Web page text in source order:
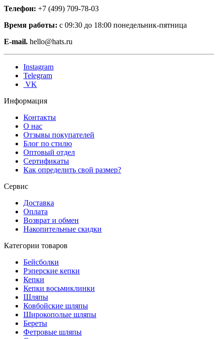
Телефон: +7 (499) 709-78-03
Время работы: с 09:30 до 18:00 понедельник-пятница
E-mail. hello@hats.ru
Instagram
Telegram
VK
Информация
Контакты
О нас
Отзывы покупателей
Блог по стилю
Оптовый отдел
Сертификаты
Как определить свой размер?
Сервис
Доставка
Оплата
Возврат и обмен
Накопительные скидки
Категории товаров
Бейсболки
Рэперские кепки
Кепки
Кепки восьмиклинки
Шляпы
Ковбойские шляпы
Широкополые шляпы
Береты
Фетровые шляпы